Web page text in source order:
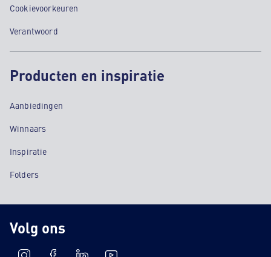
Cookievoorkeuren
Verantwoord
Producten en inspiratie
Aanbiedingen
Winnaars
Inspiratie
Folders
Volg ons